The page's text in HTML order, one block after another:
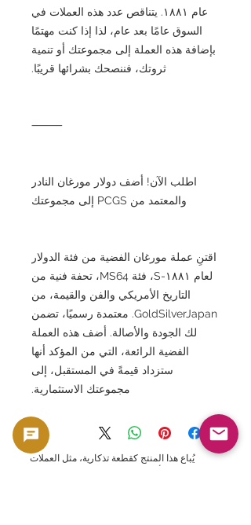
عام ١٨٨١. يتناقص عدد هذه العملات في
السوق عامًا بعد عام، لذا إذا كنت مهتمًا
بإضافة هذه العملة إلى مجموعتك أو تنمية
ثروتك، فننصحك بشرائها قريبًا.
⸻
اطلب الآن! أضف دولار مورغان النادر
والمعتمد من PCGS إلى مجموعتك
اقتنِ عملة مورغان الفضية من فئة الدولار
لعام ١٨٨١-S، فئة MS64، تحفة فنية من
التاريخ الأمريكي والفن والقيمة، من
GoldSilverJapan. معتمدة رسميًا، تضمن
لك الجودة والأصالة. أضف هذه العملة
الفضية الرائعة، التي من المؤكد أنها
ستزداد قيمةً في المستقبل، إلى
مجموعتك الاستثمارية.
يُباع هذا المنتج كقطعة تذكارية، مثل العملات
المعدنية والأوراق النقدية، لما له من قيمة مادية